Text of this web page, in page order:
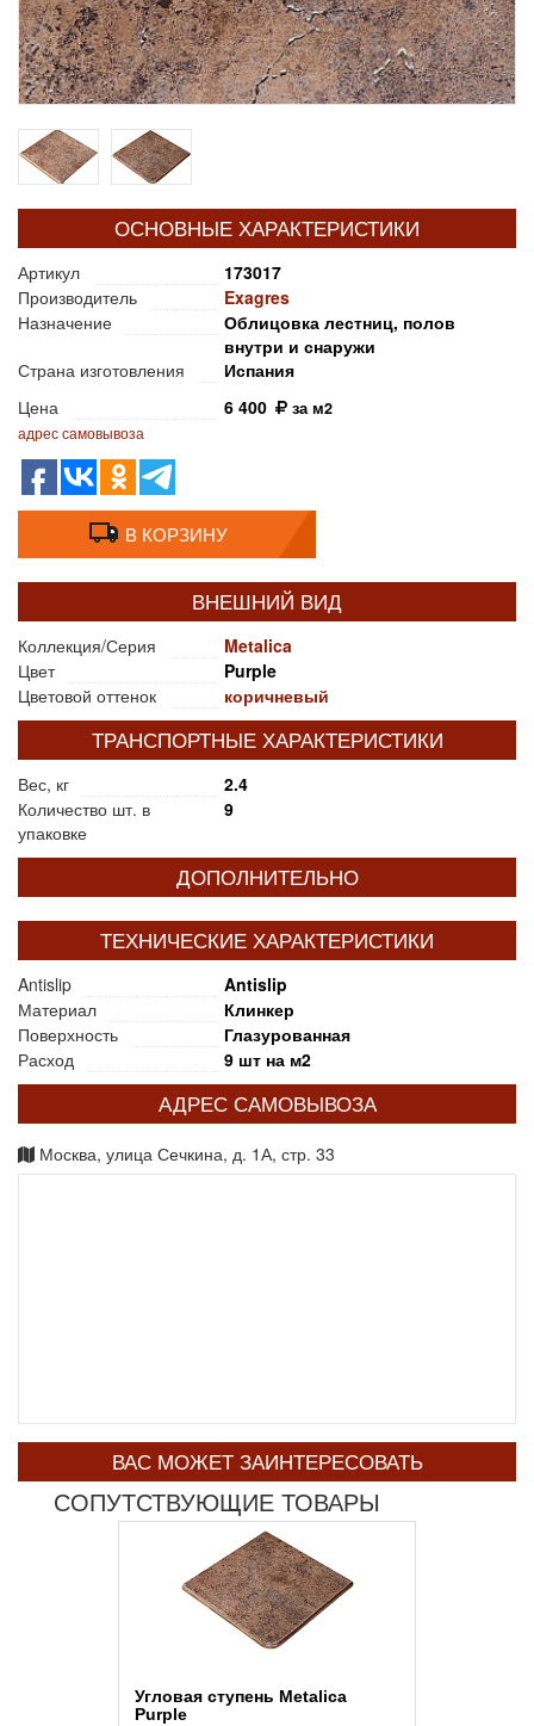
ОСНОВНЫЕ ХАРАКТЕРИСТИКИ
Артикул
173017
Производитель
Exagres
Назначение
Облицовка лестниц, полов
внутри и снаружи
Страна изготовления
Испания
Цена
6 400 за м2
адрес самовывоза
В КОРЗИНУ
ВНЕШНИЙ ВИД
Коллекция/Серия
Metalica
Цвет
Purple
Цветовой оттенок
коричневый
ТРАНСПОРТНЫЕ ХАРАКТЕРИСТИКИ
Вес, кг
2.4
Количество шт. в
упаковке
9
ДОПОЛНИТЕЛЬНО
ТЕХНИЧЕСКИЕ ХАРАКТЕРИСТИКИ
Antislip
Antislip
Материал
Клинкер
Поверхность
Глазурованная
Расход
9 шт на м2
АДРЕС САМОВЫВОЗА
Москва, улица Сечкина, д. 1А, стр. 33
ВАС МОЖЕТ ЗАИНТЕРЕСОВАТЬ
СОПУТСТВУЮЩИЕ ТОВАРЫ
Угловая ступень Metalica
Purple